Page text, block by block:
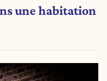
une habitation